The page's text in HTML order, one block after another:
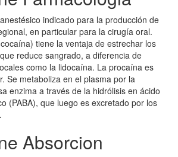
indicado para la producción de
en particular para la cirugía oral.
tiene la ventaja de estrechar los
reduce sangrado, a diferencia de
como la lidocaína. La procaína es
Se metaboliza en el plasma por la
enzima a través de la hidrólisis en ácido
(PABA), que luego es excretado por los
Absorcion